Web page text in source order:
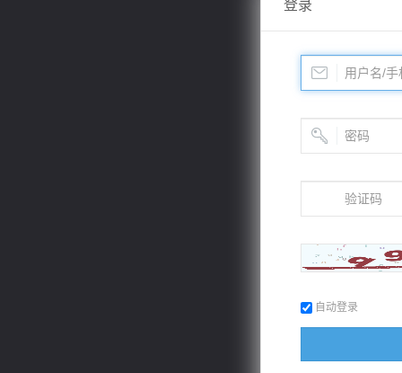
登录
自动登录